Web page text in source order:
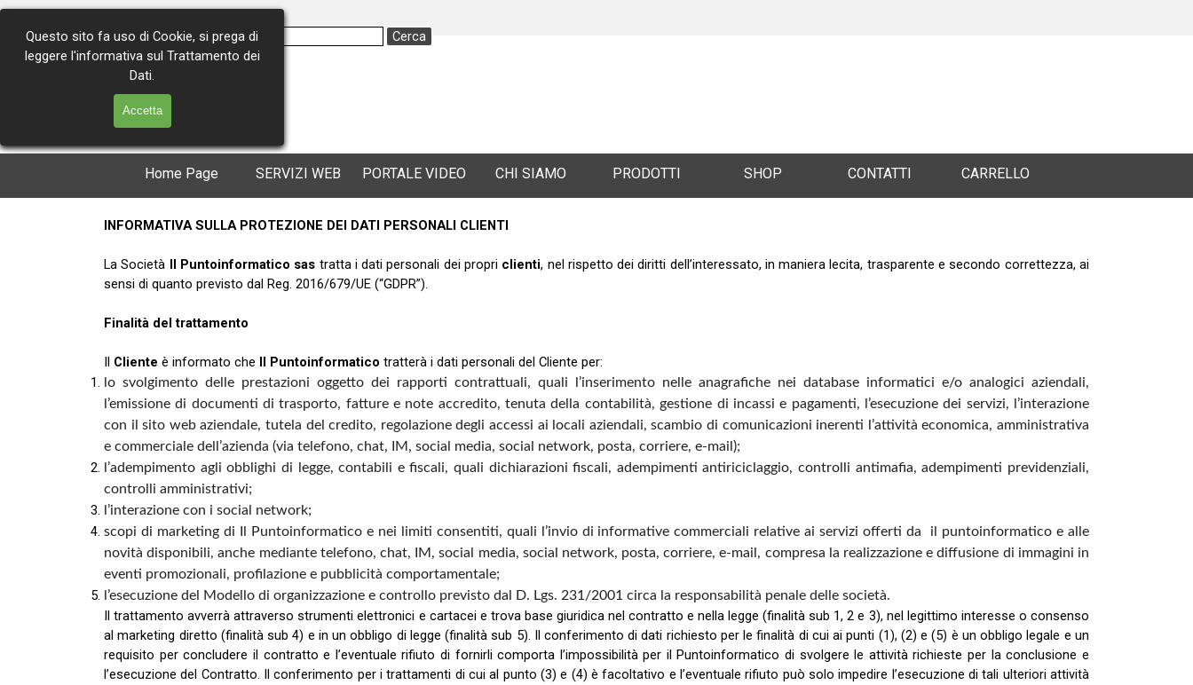
Questo sito fa uso di Cookie, si prega di
leggere l'informativa sul Trattamento dei
Dati.
Accetta
Vai ai contenuti
Cerca
Via Consolare Antica 227
98071 Capo d'Orlando (ME)
Tel. 0941 - 902259
Cell. 366 - 4974911
Salta menù
Home Page SERVIZI WEB PORTALE VIDEO ▼
CHI SIAMO PRODOTTI ▼
SHOP CONTATTI CARRELLO
INFORMATIVA SULLA PROTEZIONE DEI DATI PERSONALI CLIENTI
La Società Il Puntoinformatico sas tratta i dati personali dei propri clienti, nel rispetto dei diritti dell’interessato, in maniera lecita, trasparente e secondo correttezza, ai
sensi di quanto previsto dal Reg. 2016/679/UE (“GDPR”).
Finalità del trattamento
Il Cliente è informato che Il Puntoinformatico tratterà i dati personali del Cliente per:
lo svolgimento delle prestazioni oggetto dei rapporti contrattuali, quali l’inserimento nelle anagrafiche nei database informatici e/o analogici aziendali,
l’emissione di documenti di trasporto, fatture e note accredito, tenuta della contabilità, gestione di incassi e pagamenti, l’esecuzione dei servizi, l’interazione
con il sito web aziendale, tutela del credito, regolazione degli accessi ai locali aziendali, scambio di comunicazioni inerenti l’attività economica, amministrativa
e commerciale dell’azienda (via telefono, chat, IM, social media, social network, posta, corriere, e-mail);
l’adempimento agli obblighi di legge, contabili e fiscali, quali dichiarazioni fiscali, adempimenti antiriciclaggio, controlli antimafia, adempimenti previdenziali,
controlli amministrativi;
l’interazione con i social network;
scopi di marketing di Il Puntoinformatico e nei limiti consentiti, quali l’invio di informative commerciali relative ai servizi offerti da il puntoinformatico e alle
novità disponibili, anche mediante telefono, chat, IM, social media, social network, posta, corriere, e-mail, compresa la realizzazione e diffusione di immagini in
eventi promozionali, profilazione e pubblicità comportamentale;
l’esecuzione del Modello di organizzazione e controllo previsto dal D. Lgs. 231/2001 circa la responsabilità penale delle società.
Il trattamento avverrà attraverso strumenti elettronici e cartacei e trova base giuridica nel contratto e nella legge (finalità sub 1, 2 e 3), nel legittimo interesse o consenso
al marketing diretto (finalità sub 4) e in un obbligo di legge (finalità sub 5). Il conferimento di dati richiesto per le finalità di cui ai punti (1), (2) e (5) è un obbligo legale e un
requisito per concludere il contratto e l’eventuale rifiuto di fornirli comporta l’impossibilità per il Puntoinformatico di svolgere le attività richieste per la conclusione e
l’esecuzione del Contratto. Il conferimento per i trattamenti di cui al punto (3) e (4) è facoltativo e l’eventuale rifiuto può solo impedire l’esecuzione di tali ulteriori attività